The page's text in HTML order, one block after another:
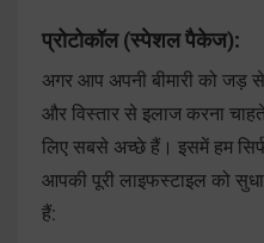
प्रोटोकॉल (स्पेशल पैकेज):
अगर आप अपनी बीमारी को जड़ से
और विस्तार से इलाज करना
लिए सबसे अच्छे हैं। इसमें हम सिर्फ
आपकी पूरी लाइफस्टाइल को
हैं: